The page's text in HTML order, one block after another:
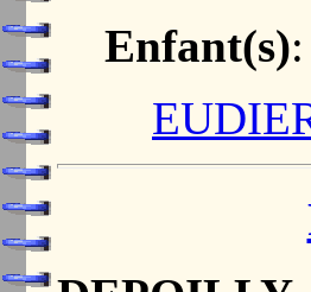
Enfant(s):